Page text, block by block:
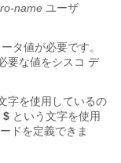
name ユーザ
タ値が必要です。
要な値をシスコ デ
字を使用しているの
$ という文字を使用
ドを定義できま